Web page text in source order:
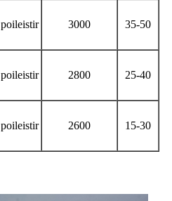
poileistir 3000 35-50
poileistir 2800 25-40
poileistir 2600 15-30